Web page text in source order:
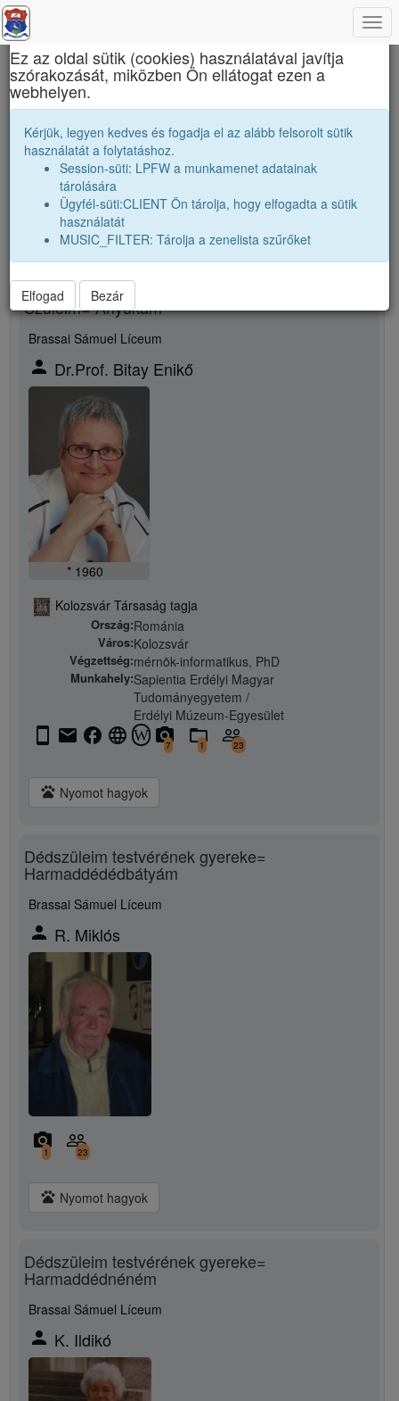
János Zsigmond Unitárius Kollégium
T. Botond
Új rokonsági kapcsolat megjelölése
Rokon neme
Szüleim= Anyukám
Brassai Sámuel Líceum
person Dr.Prof. Bitay Enikő
* 1960
Kolozsvár Társaság tagja
Ország:Románia
Város:Kolozsvár
Végzettség:mérnök-informatikus, PhD
Munkahely:Sapientia Erdélyi Magyar
Tudományegyetem /
Erdélyi Múzeum-Egyesület
stay_current_portrait email facebook language W camera_alt
7 folder_open
1 people_outline
23
pets Nyomot hagyok
Dédszüleim testvérének gyereke=
Harmaddédédbátyám
Brassai Sámuel Líceum
person R. Miklós
camera_alt
1
people_outline
23
pets Nyomot hagyok
Dédszüleim testvérének gyereke=
Harmaddédnéném
Brassai Sámuel Líceum
person K. Ildikó
×
Ez az oldal sütik (cookies) használatával javítja
szórakozását, miközben Ön ellátogat ezen a
webhelyen.
Kérjük, legyen kedves és fogadja el az alább felsorolt sütik
használatát a folytatáshoz.
Session-süti: LPFW a munkamenet adatainak
tárolására
Ügyfél-süti:CLIENT Ön tárolja, hogy elfogadta a sütik
használatát
MUSIC_FILTER: Tárolja a zenelista szűrőket
Elfogad Bezár